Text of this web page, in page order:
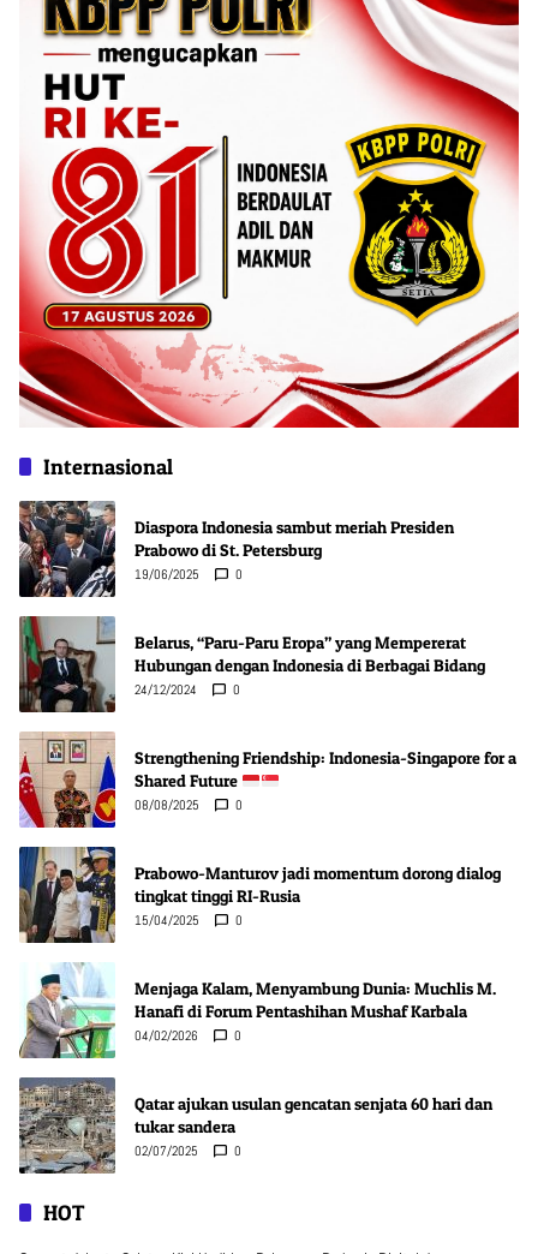
Internasional
Diaspora Indonesia sambut meriah Presiden
Prabowo di St. Petersburg
19/06/2025 0
Belarus, “Paru-Paru Eropa” yang Mempererat
Hubungan dengan Indonesia di Berbagai Bidang
24/12/2024 0
Strengthening Friendship: Indonesia-Singapore for a
Shared Future
08/08/2025 0
Prabowo-Manturov jadi momentum dorong dialog
tingkat tinggi RI-Rusia
15/04/2025 0
Menjaga Kalam, Menyambung Dunia: Muchlis M.
Hanafi di Forum Pentashihan Mushaf Karbala
04/02/2026 0
Qatar ajukan usulan gencatan senjata 60 hari dan
tukar sandera
02/07/2025 0
HOT